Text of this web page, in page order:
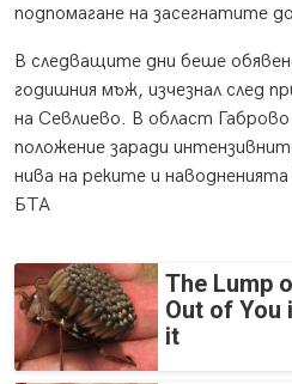
подпомагане на засегнатите
В следващите дни беше
годишния мъж, изчезнал след
на Севлиево. В област
положение заради
нива на реките и
БТА
The Lump
Out of You
it